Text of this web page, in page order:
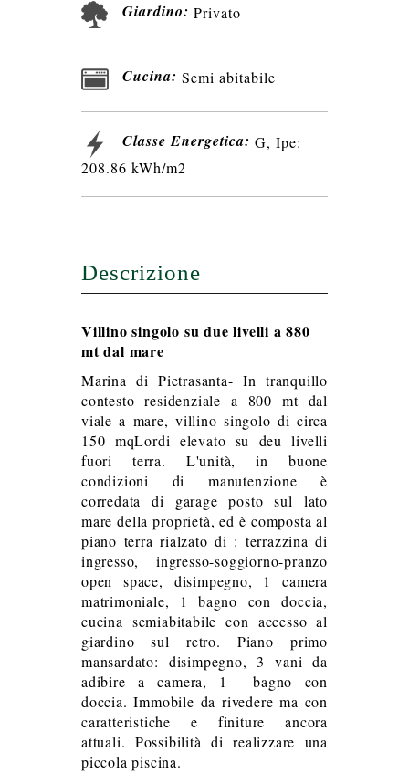
Giardino: Privato
Cucina: Semi abitabile
Classe Energetica: G, Ipe:
208.86 kWh/m2
Descrizione
Villino singolo su due livelli a 880
mt dal mare
Marina di Pietrasanta- In tranquillo
contesto residenziale a 800 mt dal
viale a mare, villino singolo di circa
150 mqLordi elevato su deu livelli
fuori terra. L'unità, in buone
condizioni di manutenzione è
corredata di garage posto sul lato
mare della proprietà, ed è composta al
piano terra rialzato di : terrazzina di
ingresso, ingresso-soggiorno-pranzo
open space, disimpegno, 1 camera
matrimoniale, 1 bagno con doccia,
cucina semiabitabile con accesso al
giardino sul retro. Piano primo
mansardato: disimpegno, 3 vani da
adibire a camera, 1 bagno con
doccia. Immobile da rivedere ma con
caratteristiche e finiture ancora
attuali. Possibilità di realizzare una
piccola piscina.